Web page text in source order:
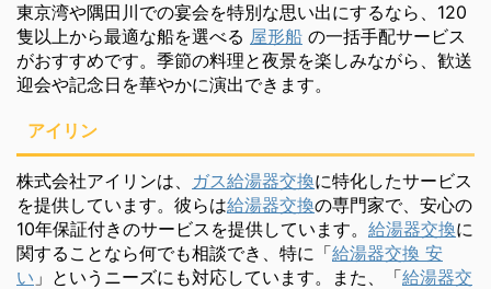
東京湾や隅田川での宴会を特別な思い出にするなら、120
隻以上から最適な船を選べる 屋形船 の一括手配サービス
がおすすめです。季節の料理と夜景を楽しみながら、歓送
迎会や記念日を華やかに演出できます。
アイリン
株式会社アイリンは、 ガス給湯器交換に特化したサービス
を提供しています。彼らは給湯器交換の専門家で、安心の
10年保証付きのサービスを提供しています。 給湯器交換に
関することなら何でも相談でき、特に「給湯器交換 安
い 」というニーズにも対応しています。また、「給湯器交